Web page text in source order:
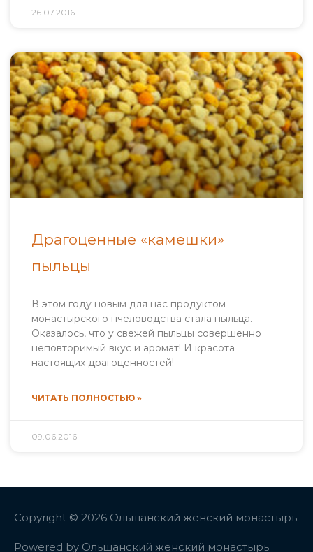
26.07.2016
Драгоценные «камешки»
пыльцы
В этом году новым для нас продуктом
монастырского пчеловодства стала пыльца.
Оказалось, что у свежей пыльцы совершенно
неповторимый вкус и аромат! И красота
настоящих драгоценностей!
ЧИТАТЬ ПОЛНОСТЬЮ »
09.06.2016
Copyright © 2026 Ольшанский женский монастырь
Powered by Ольшанский женский монастырь